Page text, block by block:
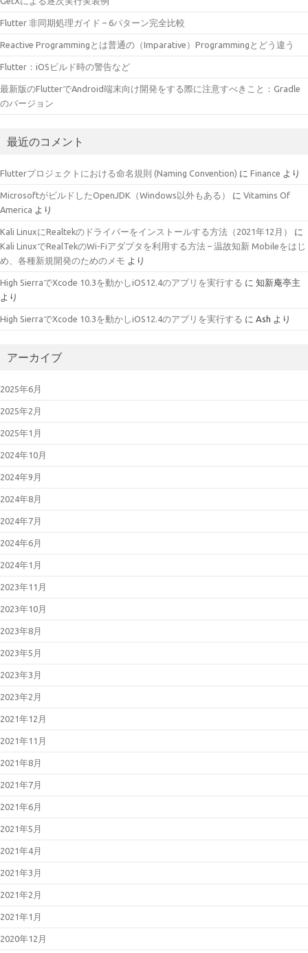
Flutter 非同期処理ガイド – 6パターン完全比較
Reactive Programmingとは普通の（Imparative）Programmingとどう違う
Flutter：iOSビルド時の警告など
最新版のFlutterでAndroid端末向け開発をする際に注意すべきこと：Gradle
のバージョン
最近のコメント
Flutterプロジェクトにおける命名規則 (Naming Convention) に Finance より
MicrosoftがビルドしたOpenJDK（Windows以外もある） に Vitamins Of
America より
Kali LinuxにRealtekのドライバーをインストールする方法（2021年12月）
に
Kali LinuxでRealTekのWi-Fiアダプタを利用する方法 – 温故知新 Mobileをはじ
め、各種新規開発のためのメモ より
High SierraでXcode 10.3を動かしiOS12.4のアプリを実行する に 知新庵亭主
より
High SierraでXcode 10.3を動かしiOS12.4のアプリを実行する に Ash より
アーカイブ
2025年6月
2025年2月
2025年1月
2024年10月
2024年9月
2024年8月
2024年7月
2024年6月
2024年1月
2023年11月
2023年10月
2023年8月
2023年5月
2023年3月
2023年2月
2021年12月
2021年11月
2021年8月
2021年7月
2021年6月
2021年5月
2021年4月
2021年3月
2021年2月
2021年1月
2020年12月